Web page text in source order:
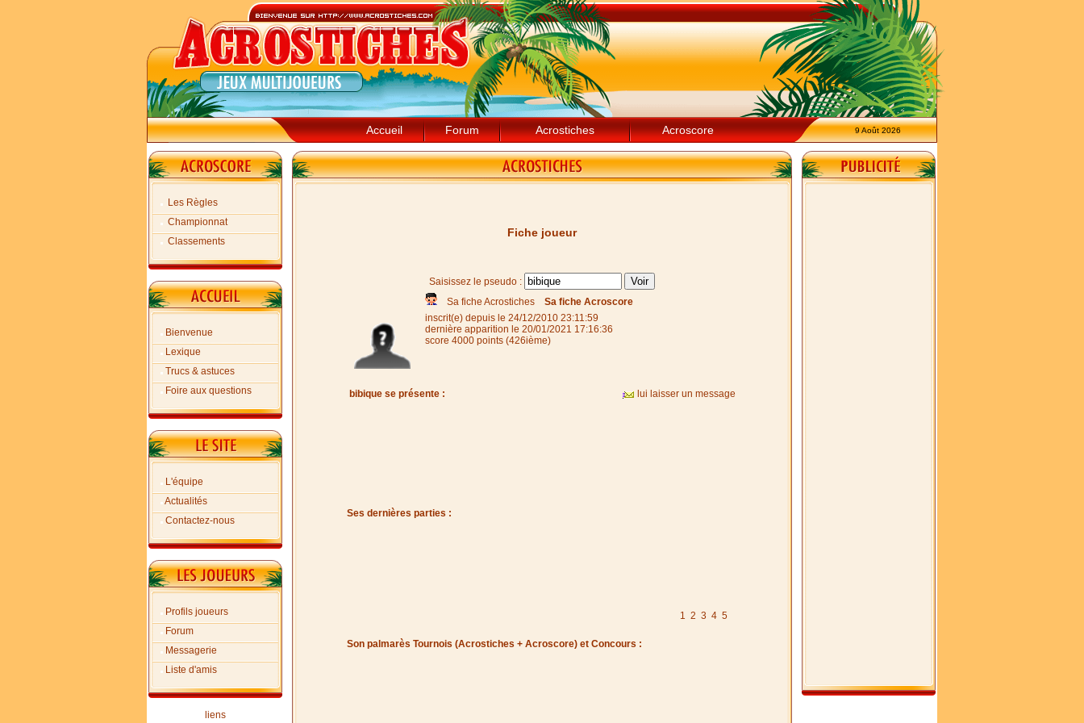
Accueil Forum Acrostiches Acroscore 9 Août 2026
Les Règles
Championnat
Classements
Bienvenue
Lexique
Trucs & astuces
Foire aux questions
L'équipe
Actualités
Contactez-nous
Profils joueurs
Forum
Messagerie
Liste d'amis
liens
Fiche joueur
Saisissez le pseudo :
Sa fiche Acrostiches
Sa fiche Acroscore
inscrit(e) depuis le 24/12/2010 23:11:59
dernière apparition le 20/01/2021 17:16:36
score 4000 points (426ième)
bibique se présente : lui laisser un message
Ses dernières parties :
1 2 3 4 5
Son palmarès Tournois (Acrostiches + Acroscore) et Concours :